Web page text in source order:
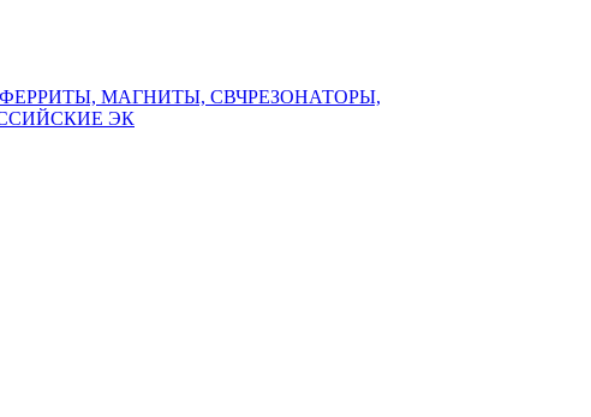
ФЕРРИТЫ, МАГНИТЫ, СВЧРЕЗОНАТОРЫ,
ЭК